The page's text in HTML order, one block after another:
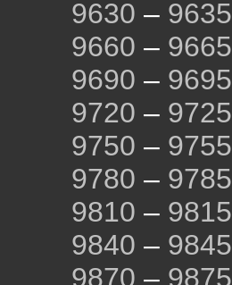
9630 – 9635
9660 – 9665
9690 – 9695
9720 – 9725
9750 – 9755
9780 – 9785
9810 – 9815
9840 – 9845
9870 – 9875